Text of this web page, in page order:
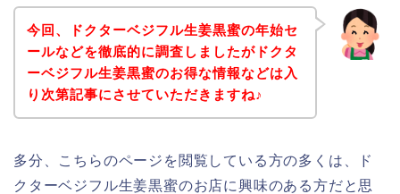
今回、ドクターベジフル生姜黒蜜の年始セ
ールなどを徹底的に調査しましたがドクタ
ーベジフル生姜黒蜜のお得な情報などは入
り次第記事にさせていただきますね♪
多分、こちらのページを閲覧している方の多くは、ド
クターベジフル生姜黒蜜のお店に興味のある方だと思